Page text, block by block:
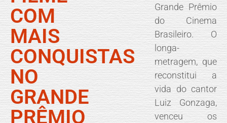
COM
MAIS
CONQUISTAS
NO
GRANDE
PRÊMIO
Grande Prêmio
do Cinema
Brasileiro. O
longa-
metragem, que
reconstitui a
vida do cantor
Luiz Gonzaga,
venceu os